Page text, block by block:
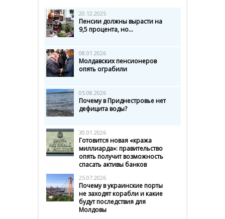
20.12.2025
Пенсии должны вырасти на
9,5 процента, но...
08.01.2026
Молдавских пенсионеров
опять ограбили
05.08.2026
Почему в Приднестровье нет
дефицита воды?
30.01.2026
Готовится новая «кража
миллиарда»: правительство
опять получит возможность
спасать активы банков
25.07.2026
Почему в украинские порты
не заходят корабли и какие
будут последствия для
Молдовы